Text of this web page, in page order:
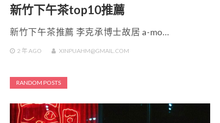
新竹下午茶top10推薦
新竹下午茶推薦 李克承博士故居 a-mo…
2 年 AGO XINPUAHM@GMAIL.COM
RANDOM POSTS